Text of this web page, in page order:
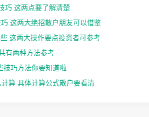
巧 这两点要了解清楚
这两大绝招散户朋友可以借鉴
这两大操作要点投资者可参考
有两种方法参考
技巧方法你要知道啦
算 具体计算公式散户要看清